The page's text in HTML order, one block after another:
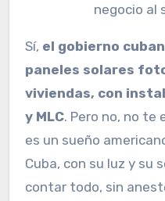
negocio al
Sí, el gobierno
paneles solares
viviendas, con
y MLC. Pero no, no te
es un sueño
Cuba, con su luz y su
contar todo, sin